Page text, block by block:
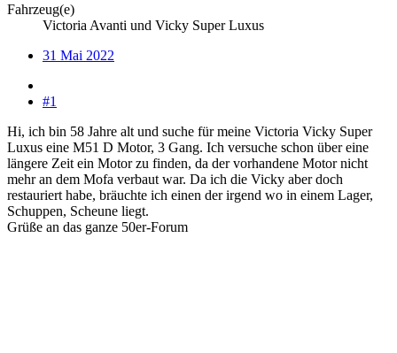
Fahrzeug(e)
Victoria Avanti und Vicky Super Luxus
31 Mai 2022
#1
Hi, ich bin 58 Jahre alt und suche für meine Victoria Vicky Super
Luxus eine M51 D Motor, 3 Gang. Ich versuche schon über eine
längere Zeit ein Motor zu finden, da der vorhandene Motor nicht
mehr an dem Mofa verbaut war. Da ich die Vicky aber doch
restauriert habe, bräuchte ich einen der irgend wo in einem Lager,
Schuppen, Scheune liegt.
Grüße an das ganze 50er-Forum